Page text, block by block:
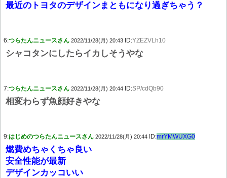
最近のトヨタのデザインまともになり過ぎちゃう？
6:つらたんニュースさん 2022/11/28(月) 20:43 ID:YZEZVLh10
シャコタンにしたらイカしそうやな
7:つらたんニュースさん 2022/11/28(月) 20:44 ID:SP/cdQb90
相変わらず魚顔好きやな
9:はじめのつらたんニュースさん 2022/11/28(月) 20:44 ID:mrYMWUXG0
燃費めちゃくちゃ良い
安全性能が最新
デザインカッコいい